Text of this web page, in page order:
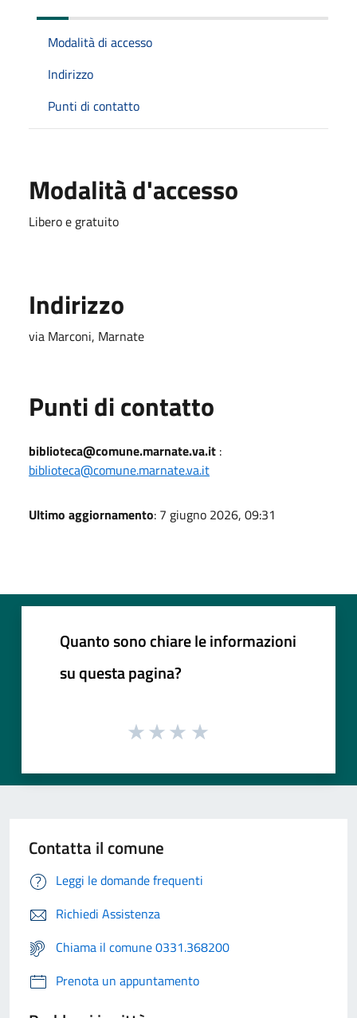
Modalità di accesso
Indirizzo
Punti di contatto
Modalità d'accesso
Libero e gratuito
Indirizzo
via Marconi, Marnate
Punti di contatto
biblioteca@comune.marnate.va.it :
biblioteca@comune.marnate.va.it
Ultimo aggiornamento: 7 giugno 2026, 09:31
Quanto sono chiare le informazioni
su questa pagina?
Contatta il comune
Leggi le domande frequenti
Richiedi Assistenza
Chiama il comune 0331.368200
Prenota un appuntamento